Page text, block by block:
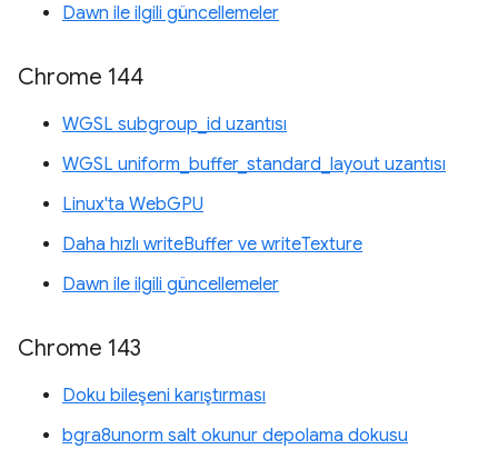
Dawn ile ilgili güncellemeler
Chrome 144
WGSL subgroup_id uzantısı
WGSL uniform_buffer_standard_layout uzantısı
Linux'ta WebGPU
Daha hızlı writeBuffer ve writeTexture
Dawn ile ilgili güncellemeler
Chrome 143
Doku bileşeni karıştırması
bgra8unorm salt okunur depolama dokusu